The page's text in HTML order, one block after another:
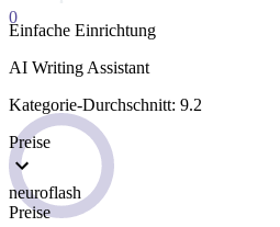
0
Einfache Einrichtung
AI Writing Assistant
Kategorie-Durchschnitt: 9.2
Preise
neuroflash
Preise